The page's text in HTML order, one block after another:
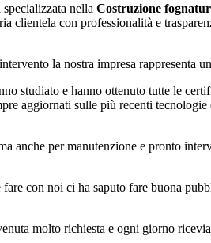
nella Costruzione
clientela con professionalità e
la nostra impresa rappresenta
studiato e hanno ottenuto tutte le
aggiornati sulle più recenti
anche per manutenzione e pronto
con noi ci ha saputo fare buona
molto richiesta e ogni giorno